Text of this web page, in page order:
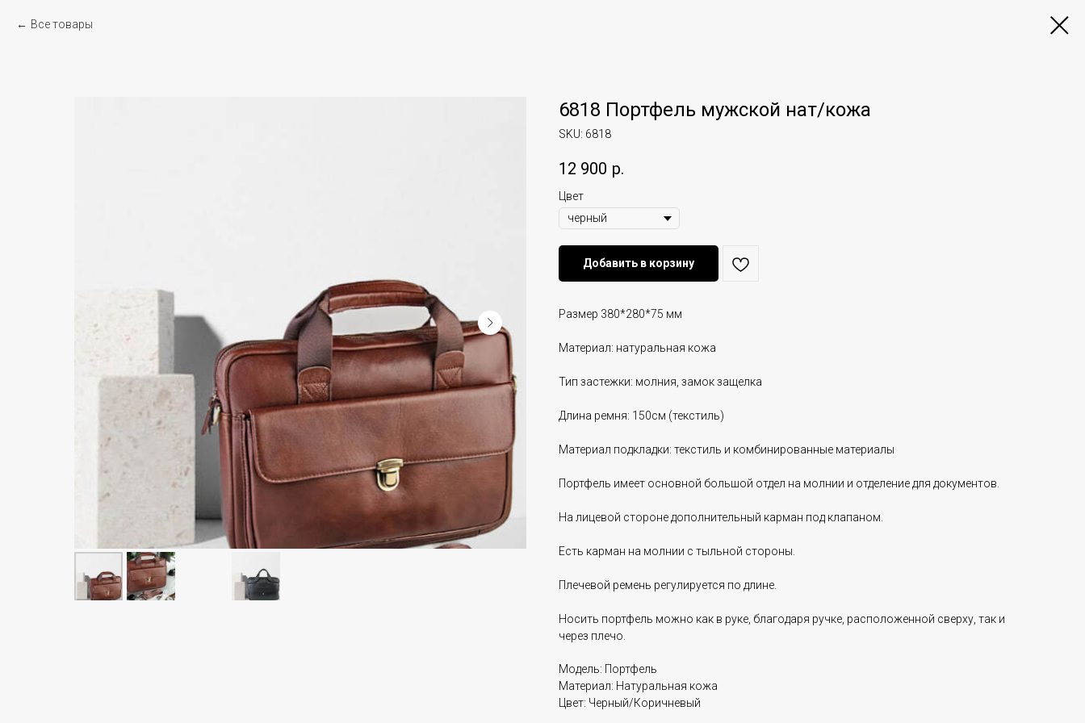
Все товары
6818 Портфель мужской нат/кожа
SKU: 6818
12 900 р.
Цвет
Добавить в корзину
Размер 380*280*75 мм
Материал: натуральная кожа
Тип застежки: молния, замок защелка
Длина ремня: 150см (текстиль)
Материал подкладки: текстиль и комбинированные материалы
Портфель имеет основной большой отдел на молнии и отделение для документов.
На лицевой стороне дополнительный карман под клапаном.
Есть карман на молнии с тыльной стороны.
Плечевой ремень регулируется по длине.
Носить портфель можно как в руке, благодаря ручке, расположенной сверху, так и
через плечо.
Модель: Портфель
Материал: Натуральная кожа
Цвет: Черный/Коричневый